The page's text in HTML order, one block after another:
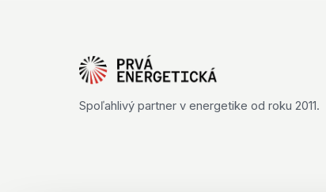
Spoľahlivý partner v energetike od roku 2011.